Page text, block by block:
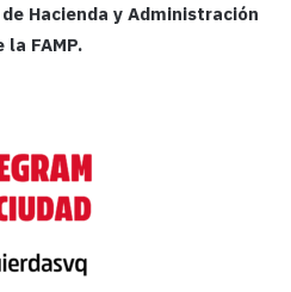
Hacienda y Administración
FAMP.